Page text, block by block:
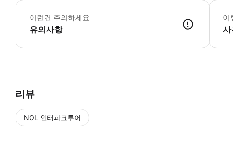
이런건 주의하세요
유의사항
• 핀란
이
사
리뷰
NOL 인터파크투어